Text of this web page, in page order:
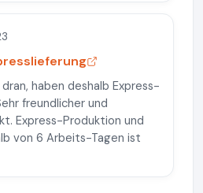
haben deshalb Express-
freundlicher und
Express-Produktion und
von 6 Arbeits-Tagen ist